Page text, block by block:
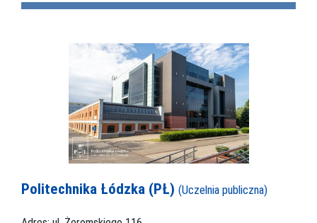
Politechnika Łódzka (PŁ) (Uczelnia publiczna)